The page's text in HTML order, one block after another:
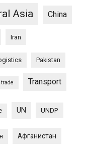
Asia China
Iran
Pakistan
trade Transport
UN UNDP
Афганистан